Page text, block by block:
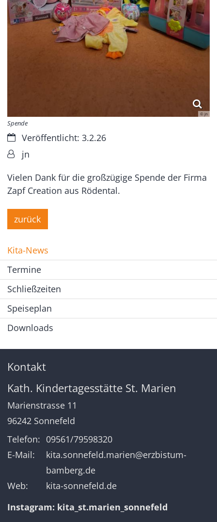
© jn
Spende
Datum:Veröffentlicht: 3.2.26
Von:jn
Vielen Dank für die großzügige Spende der Firma
Zapf Creation aus Rödental.
zurück
Kita-News
Termine
Schließzeiten
Speiseplan
Downloads
Kontakt
Kath. Kindertagesstätte St. Marien
Marienstrasse 11
96242 Sonnefeld
Telefon: 09561/79598320
E-Mail:
kita.sonnefeld.marien@erzbistum-
bamberg.de
Web:
kita-sonnefeld.de
Instagram: kita_st.marien_sonnefeld